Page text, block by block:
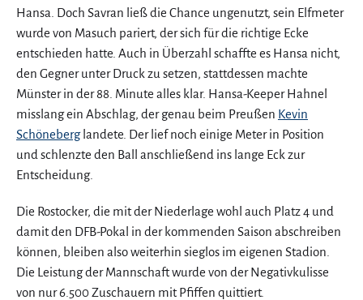
Hansa. Doch Savran ließ die Chance ungenutzt, sein Elfmeter
wurde von Masuch pariert, der sich für die richtige Ecke
entschieden hatte. Auch in Überzahl schaffte es Hansa nicht,
den Gegner unter Druck zu setzen, stattdessen machte
Münster in der 88. Minute alles klar. Hansa-Keeper Hahnel
misslang ein Abschlag, der genau beim Preußen Kevin
Schöneberglandete. Der lief noch einige Meter in Position
und schlenzte den Ball anschließend ins lange Eck zur
Entscheidung.
Die Rostocker, die mit der Niederlage wohl auch Platz 4 und
damit den DFB-Pokal in der kommenden Saison abschreiben
können, bleiben also weiterhin sieglos im eigenen Stadion.
Die Leistung der Mannschaft wurde von der Negativkulisse
von nur 6.500 Zuschauern mit Pfiffen quittiert.